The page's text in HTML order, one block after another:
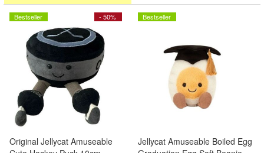
- 50%
Bestseller
Original Jellycat Amuseable
Bestseller
Jellycat Amuseable Boiled Egg